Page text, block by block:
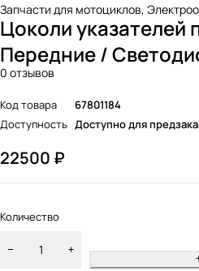
Запчасти для мотоциклов,
Цоколи указателей
Передние /
0 отзывов
Код товара
67801184
Доступность Доступно для
22500 ₽
Количество